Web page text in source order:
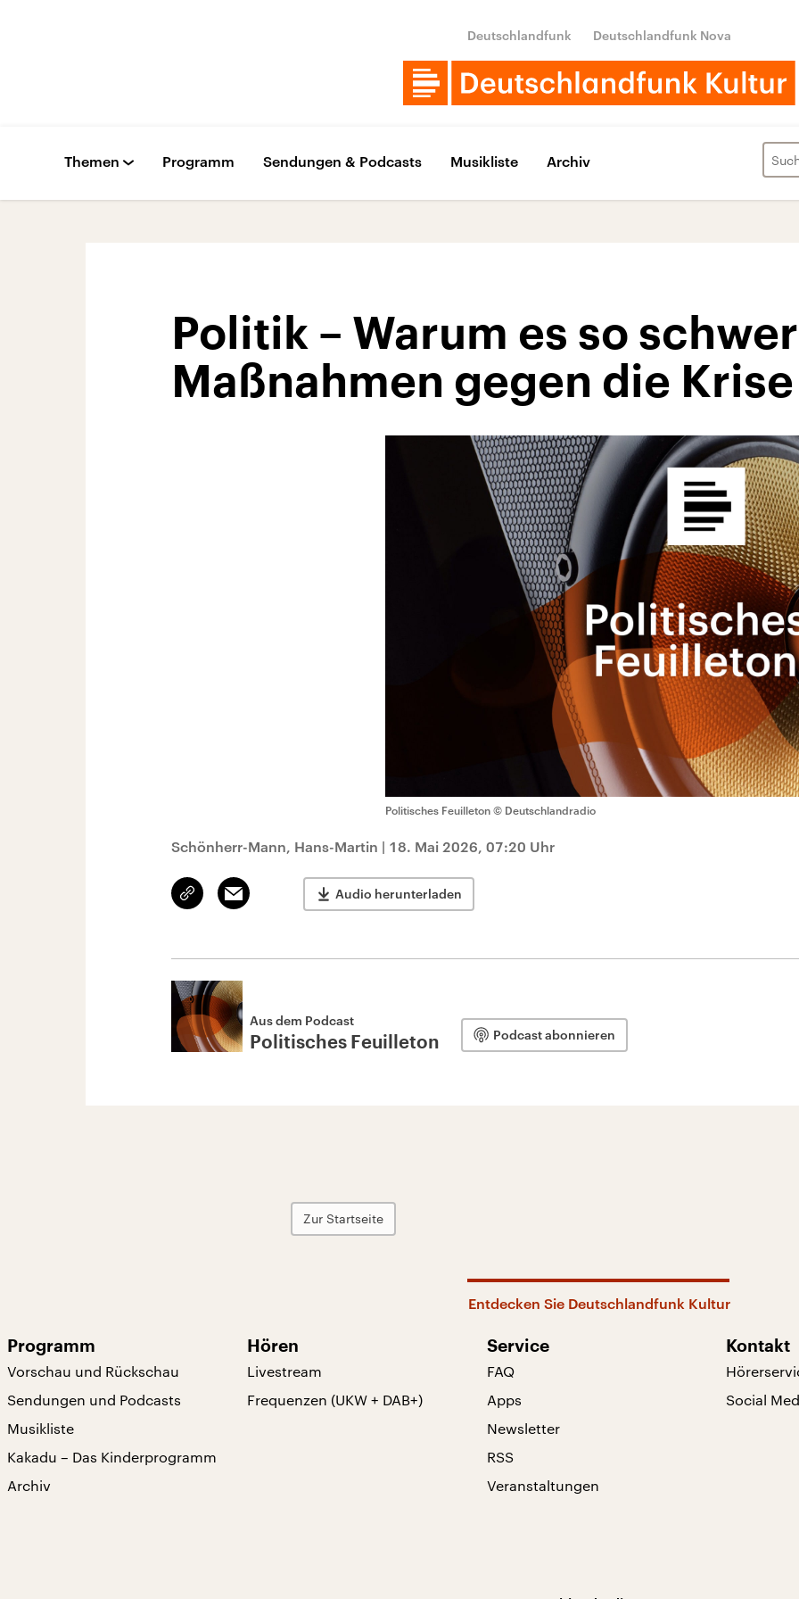
Deutschlandfunk Deutschlandfunk Nova
Themen Programm Sendungen & Podcasts Musikliste Archiv
Politik – Warum es so
Maßnahmen gegen die
Politisches Feuilleton © Deutschlandradio
Schönherr-Mann, Hans-Martin | 18. Mai 2026, 07:20 Uhr
Link
kopieren/teilen
Email Audio herunterladen
Aus dem Podcast
Politisches Feuilleton Podcast abonnieren
Zur Startseite
Entdecken Sie Deutschlandfunk Kultur
Programm
Vorschau und Rückschau
Sendungen und Podcasts
Musikliste
Kakadu – Das Kinderprogramm
Archiv
Hören
Livestream
Frequenzen (UKW + DAB+)
Service
FAQ
Apps
Newsletter
RSS
Veranstaltungen
Kontakt
Social